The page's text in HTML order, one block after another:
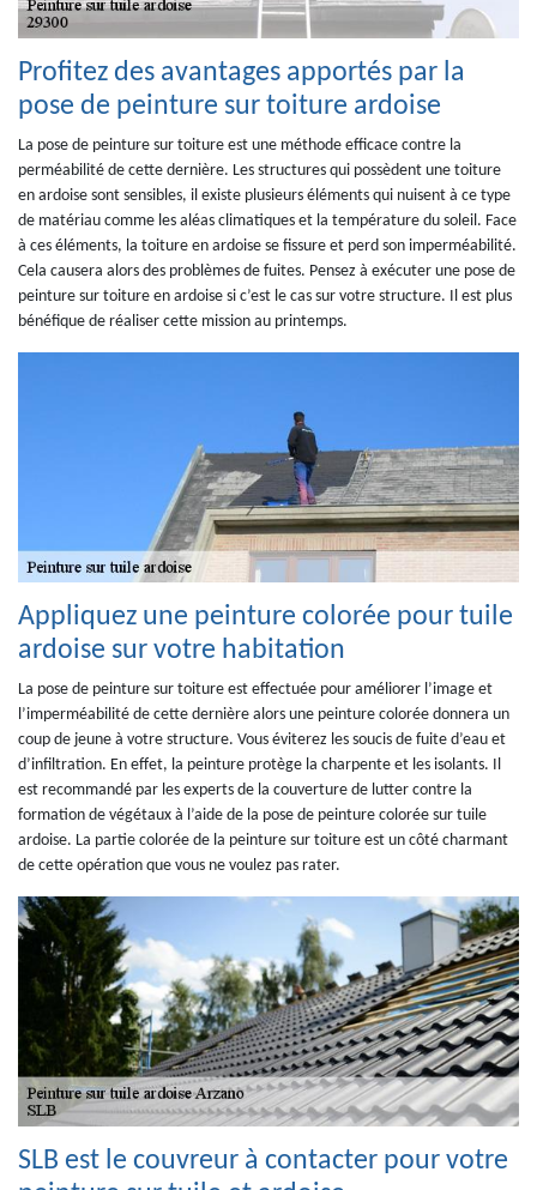
Profitez des avantages apportés par la
pose de peinture sur toiture ardoise
La pose de peinture sur toiture est une méthode efficace contre la
perméabilité de cette dernière. Les structures qui possèdent une toiture
en ardoise sont sensibles, il existe plusieurs éléments qui nuisent à ce type
de matériau comme les aléas climatiques et la température du soleil. Face
à ces éléments, la toiture en ardoise se fissure et perd son imperméabilité.
Cela causera alors des problèmes de fuites. Pensez à exécuter une pose de
peinture sur toiture en ardoise si c’est le cas sur votre structure. Il est plus
bénéfique de réaliser cette mission au printemps.
Appliquez une peinture colorée pour tuile
ardoise sur votre habitation
La pose de peinture sur toiture est effectuée pour améliorer l’image et
l’imperméabilité de cette dernière alors une peinture colorée donnera un
coup de jeune à votre structure. Vous éviterez les soucis de fuite d’eau et
d’infiltration. En effet, la peinture protège la charpente et les isolants. Il
est recommandé par les experts de la couverture de lutter contre la
formation de végétaux à l’aide de la pose de peinture colorée sur tuile
ardoise. La partie colorée de la peinture sur toiture est un côté charmant
de cette opération que vous ne voulez pas rater.
SLB est le couvreur à contacter pour votre